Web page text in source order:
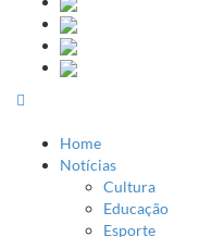
Home
Notícias
Cultura
Educação
Esporte